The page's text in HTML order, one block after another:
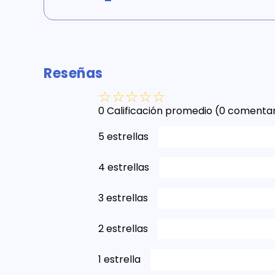
Reseñas
☆☆☆☆☆
0 Calificación promedio (0
5 estrellas
4 estrellas
3 estrellas
2 estrellas
1 estrella